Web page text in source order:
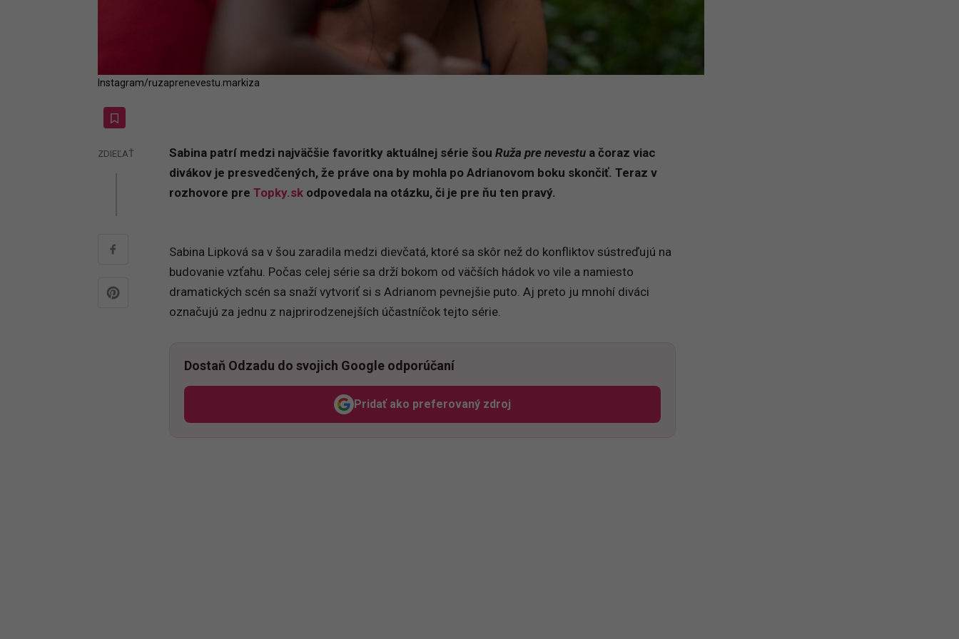
Instagram/ruzaprenevestu.markiza
ZDIEĽAŤ Sabina patrí medzi najväčšie favoritky aktuálnej série šou Ruža pre nevestu a čoraz viac
divákov je presvedčených, že práve ona by mohla po Adrianovom boku skončiť. Teraz v
rozhovore pre Topky.sk odpovedala na otázku, či je pre ňu ten pravý.
Sabina Lipková sa v šou zaradila medzi dievčatá, ktoré sa skôr než do konfliktov sústreďujú na
budovanie vzťahu. Počas celej série sa drží bokom od väčších hádok vo vile a namiesto
dramatických scén sa snaží vytvoriť si s Adrianom pevnejšie puto. Aj preto ju mnohí diváci
označujú za jednu z najprirodzenejších účastníčok tejto série.
Dostaň Odzadu do svojich Google odporúčaní
Pridať ako preferovaný zdroj
Odzadu, odkaz sa otvorí v novom okne